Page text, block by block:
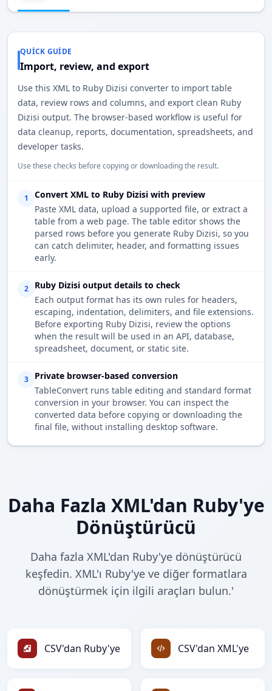
QUICK GUIDE
Import, review, and export
Use this XML to Ruby Dizisi converter to import table
data, review rows and columns, and export clean Ruby
Dizisi output. The browser-based workflow is useful for
data cleanup, reports, documentation, spreadsheets, and
developer tasks.
Use these checks before copying or downloading the result.
1
Convert XML to Ruby Dizisi with preview
Paste XML data, upload a supported file, or extract a
table from a web page. The table editor shows the
parsed rows before you generate Ruby Dizisi, so you
can catch delimiter, header, and formatting issues
early.
2
Ruby Dizisi output details to check
Each output format has its own rules for headers,
escaping, indentation, delimiters, and file extensions.
Before exporting Ruby Dizisi, review the options
when the result will be used in an API, database,
spreadsheet, document, or static site.
3
Private browser-based conversion
TableConvert runs table editing and standard format
conversion in your browser. You can inspect the
converted data before copying or downloading the
final file, without installing desktop software.
Daha Fazla XML'dan Ruby'ye
Dönüştürücü
Daha fazla XML'dan Ruby'ye dönüştürücü
keşfedin. XML'ı Ruby'ye ve diğer formatlara
dönüştürmek için ilgili araçları bulun.'
CSV'dan Ruby'ye CSV'dan XML'ye